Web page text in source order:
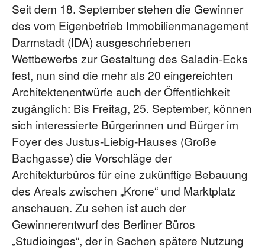
Seit dem 18. September stehen die Gewinner
des vom Eigenbetrieb Immobilienmanagement
Darmstadt (IDA) ausgeschriebenen
Wettbewerbs zur Gestaltung des Saladin-Ecks
fest, nun sind die mehr als 20 eingereichten
Architektenentwürfe auch der Öffentlichkeit
zugänglich: Bis Freitag, 25. September, können
sich interessierte Bürgerinnen und Bürger im
Foyer des Justus-Liebig-Hauses (Große
Bachgasse) die Vorschläge der
Architekturbüros für eine zukünftige Bebauung
des Areals zwischen „Krone“ und Marktplatz
anschauen. Zu sehen ist auch der
Gewinnerentwurf des Berliner Büros
„Studioinges“, der in Sachen spätere Nutzung